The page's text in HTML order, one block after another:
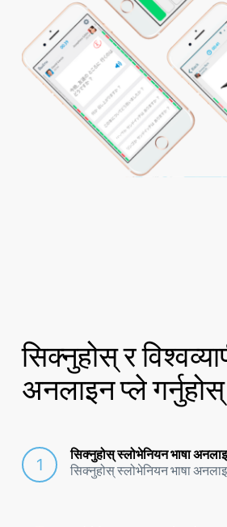
सिक्नुहोस् र
अनलाइन प्ले गर्नुहोस्
सिक्नुहोस् स्लोभेनियन भाषा
सिक्नुहोस् स्लोभेनियन भाषा